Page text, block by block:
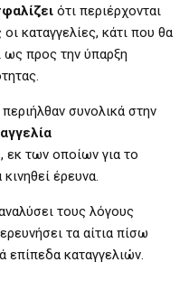
ότι περιέρχονται
καταγγελίες, κάτι που θα
ως προς την ύπαρξη
περιήλθαν συνολικά στην
, εκ των οποίων για το
έρευνα.
τους λόγους
τα αίτια πίσω
επίπεδα καταγγελιών.